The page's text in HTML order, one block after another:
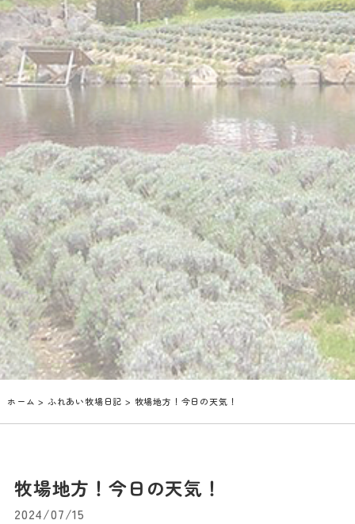
ホーム > ふれあい牧場日記 > 牧場地方！今日の天気！
牧場地方！今日の天気！
2024/07/15